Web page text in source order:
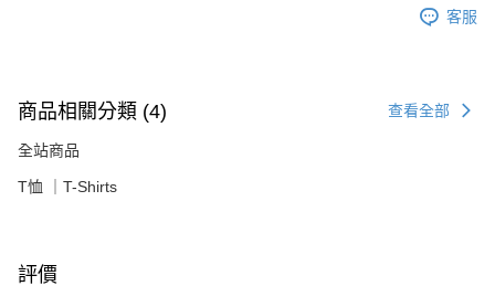
客服
商品相關分類 (4) 查看全部
全站商品
T恤 ｜T-Shirts
評價